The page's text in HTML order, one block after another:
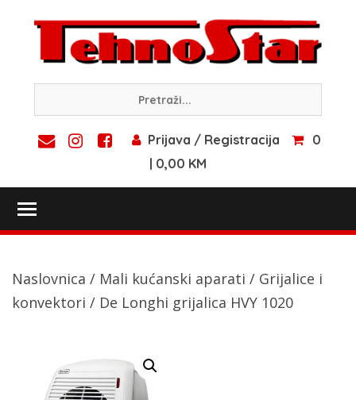
content
Prijava / Registracija
0
| 0,00 KM
Naslovnica / Mali kućanski aparati / Grijalice i
konvektori / De Longhi grijalica HVY 1020